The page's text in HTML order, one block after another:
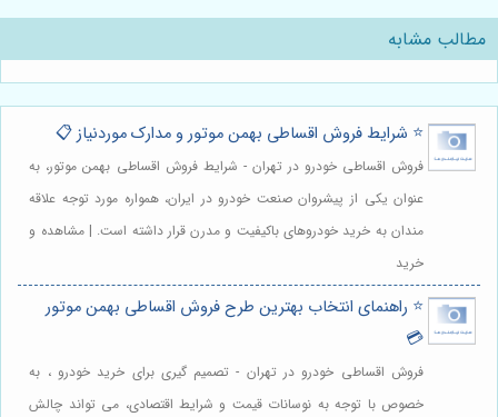
مطالب مشابه
⭐️ شرایط فروش اقساطی بهمن موتور و مدارک موردنیاز 📋
فروش اقساطی خودرو در تهران - شرایط فروش اقساطی بهمن موتور، به
عنوان یکی از پیشروان صنعت خودرو در ایران، همواره مورد توجه علاقه
مندان به خرید خودروهای باکیفیت و مدرن قرار داشته است. | مشاهده و
خرید
⭐️ راهنمای انتخاب بهترین طرح فروش اقساطی بهمن موتور
💳
فروش اقساطی خودرو در تهران - تصمیم گیری برای خرید خودرو ، به
خصوص با توجه به نوسانات قیمت و شرایط اقتصادی، می تواند چالش